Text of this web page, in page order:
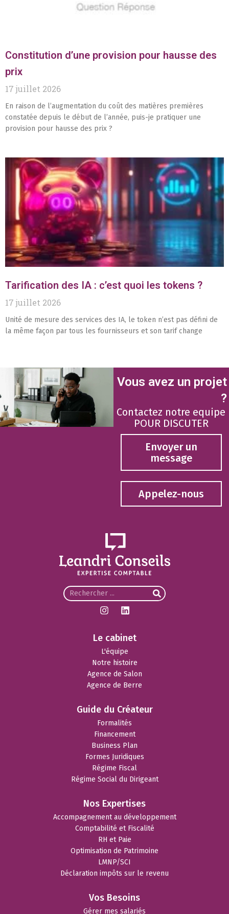
Constitution d’une provision pour hausse des
prix
17 juillet 2026
En raison de l’augmentation du coût des matières premières
constatée depuis le début de l’année, puis-je pratiquer une
provision pour hausse des prix ?
Tarification des IA : c’est quoi les tokens ?
17 juillet 2026
Unité de mesure des services des IA, le token n’est pas défini de
la même façon par tous les fournisseurs et son tarif change
Vous avez un projet
?
Contactez notre equipe
POUR DISCUTER
Envoyer un
message
Appelez-nous
Le cabinet
L'équipe
Notre histoire
Agence de Salon
Agence de Berre
Guide du Créateur
Formalités
Financement
Business Plan
Formes Juridiques
Régime Fiscal
Régime Social du Dirigeant
Nos Expertises
Accompagnement au développement
Comptabilité et Fiscalité
RH et Paie
Optimisation de Patrimoine
LMNP/SCI
Déclaration impôts sur le revenu
Vos Besoins
Gérer mes salariés